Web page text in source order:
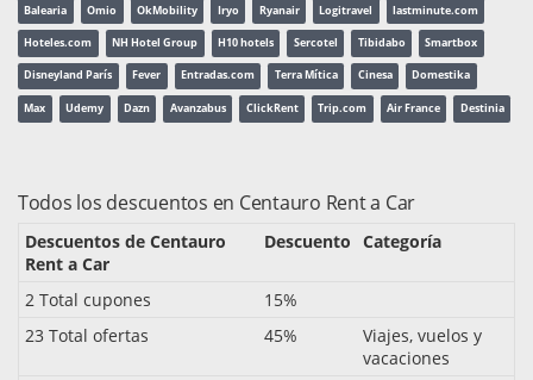
Balearia Omio OkMobility Iryo Ryanair Logitravel lastminute.com
Hoteles.com NH Hotel Group H10 hotels Sercotel Tibidabo Smartbox
Disneyland París Fever Entradas.com Terra Mítica Cinesa Domestika
Max Udemy Dazn Avanzabus ClickRent Trip.com Air France Destinia
Todos los descuentos en Centauro Rent a Car
Descuentos de Centauro
Rent a Car
Descuento Categoría
2 Total cupones
15%
23 Total ofertas
45%
Viajes, vuelos y
vacaciones